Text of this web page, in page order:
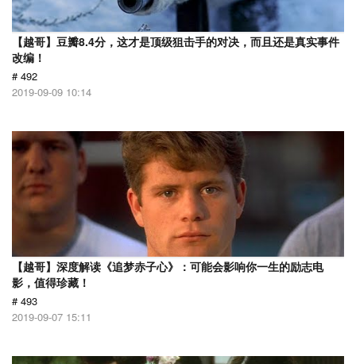
【越哥】豆瓣8.4分，这才是顶级狙击手的对决，而且还是真实事件
改编！
# 492
2019-09-09 10:14
【越哥】深度解读《追梦赤子心》：可能会影响你一生的励志电
影，值得珍藏！
# 493
2019-09-07 15:11